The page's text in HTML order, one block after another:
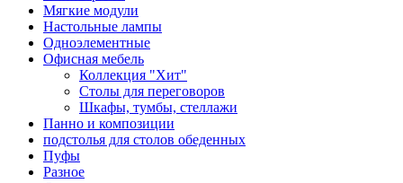
Мягкие модули
Настольные лампы
Одноэлементные
Офисная мебель
Коллекция "Хит"
Столы для переговоров
Шкафы, тумбы, стеллажи
Панно и композиции
подстолья для столов обеденных
Пуфы
Разное